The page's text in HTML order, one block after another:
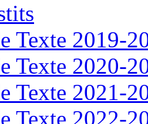
Texte 2019-
Texte 2020-
Texte 2021-
Texte 2022-